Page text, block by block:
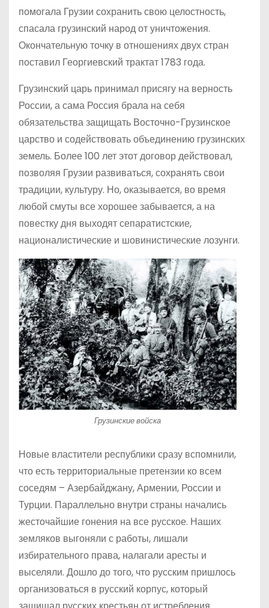
помогала Грузии сохранить свою целостность,
спасала грузинский народ от уничтожения.
Окончательную точку в отношениях двух стран
поставил Георгиевский трактат 1783 года.
Грузинский царь принимал присягу на верность
России, а сама Россия брала на себя
обязательства защищать Восточно-Грузинское
царство и содействовать объединению грузинских
земель. Более 100 лет этот договор действовал,
позволяя Грузии развиваться, сохранять свои
традиции, культуру. Но, оказывается, во время
любой смуты все хорошее забывается, а на
повестку дня выходят сепаратистские,
националистические и шовинистические лозунги.
Грузинские войска
Новые властители республики сразу вспомнили,
что есть территориальные претензии ко всем
соседям – Азербайджану, Армении, России и
Турции. Параллельно внутри страны начались
жесточайшие гонения на все русское. Наших
земляков выгоняли с работы, лишали
избирательного права, налагали аресты и
выселяли. Дошло до того, что русским пришлось
организоваться в русский корпус, который